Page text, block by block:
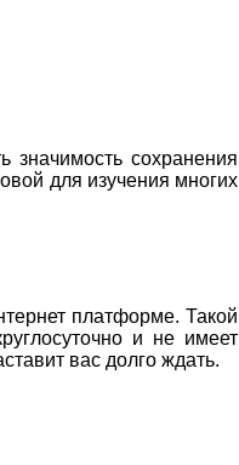
значимость сохранения
для изучения многих
платформе. Такой
и не имеет
вас долго ждать.